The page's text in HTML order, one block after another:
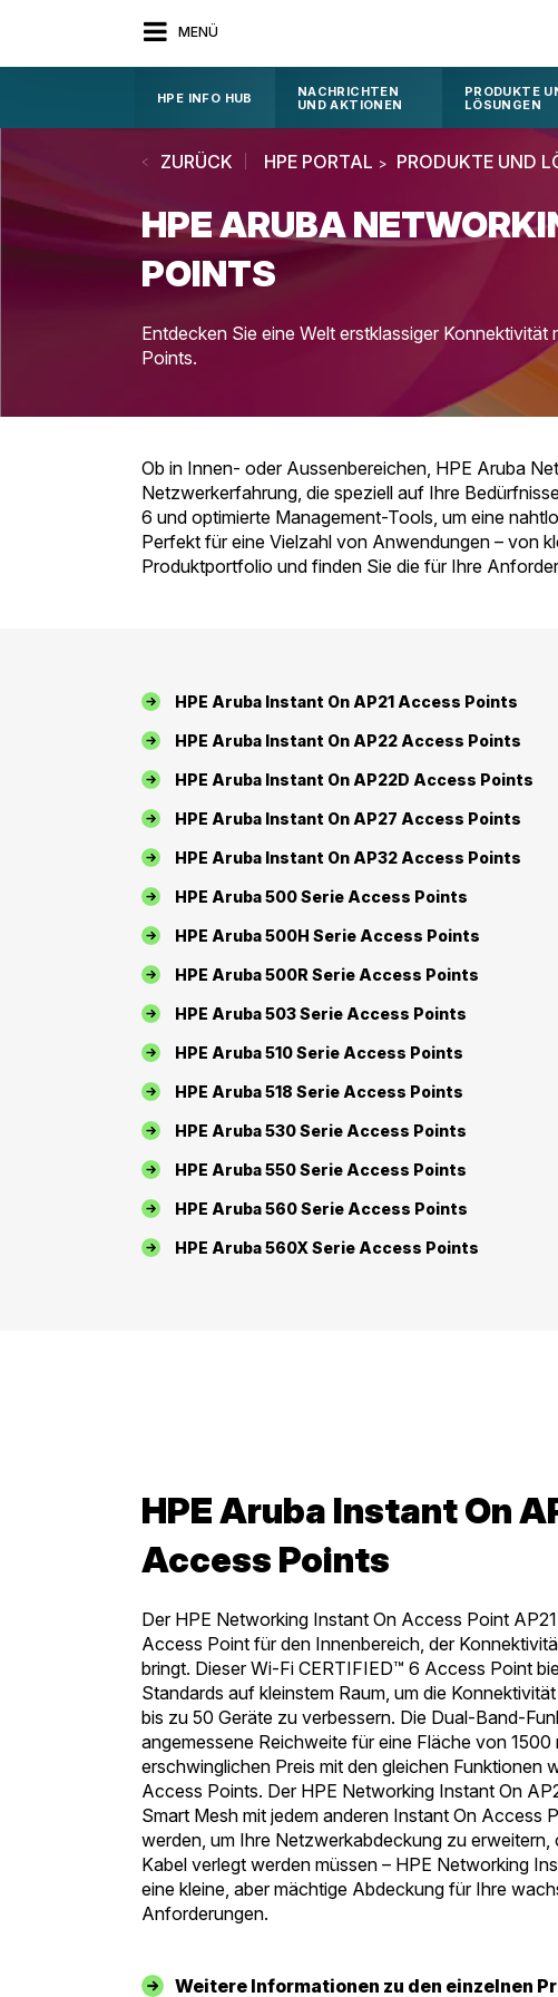
MENÜ
HPE INFO HUB
NACHRICHTEN
UND AKTIONEN
PRODUKTE
LÖSUNGEN
ZURÜCK HPE PORTAL PRODUKTE UND
HPE ARUBA
POINTS
Entdecken Sie eine Welt erstklassiger
Points.
Ob in Innen- oder Aussenbereichen, HPE Aruba
Netzwerkerfahrung, die speziell auf Ihre
6 und optimierte Management-Tools, um eine
Perfekt für eine Vielzahl von Anwendungen – von
Produktportfolio und finden Sie die für Ihre
HPE Aruba Instant On AP21 Access Points
HPE Aruba Instant On AP22 Access Points
HPE Aruba Instant On AP22D Access Points
HPE Aruba Instant On AP27 Access Points
HPE Aruba Instant On AP32 Access Points
HPE Aruba 500 Serie Access Points
HPE Aruba 500H Serie Access Points
HPE Aruba 500R Serie Access Points
HPE Aruba 503 Serie Access Points
HPE Aruba 510 Serie Access Points
HPE Aruba 518 Serie Access Points
HPE Aruba 530 Serie Access Points
HPE Aruba 550 Serie Access Points
HPE Aruba 560 Serie Access Points
HPE Aruba 560X Serie Access Points
HPE Aruba Instant On
Access Points
Der HPE Networking Instant On Access Point
Access Point für den Innenbereich, der
bringt. Dieser Wi-Fi CERTIFIED™ 6 Access Point
Standards auf kleinstem Raum, um die
bis zu 50 Geräte zu verbessern. Die Dual-Band-
angemessene Reichweite für eine Fläche von 1500
erschwinglichen Preis mit den gleichen Funktionen
Access Points. Der HPE Networking Instant On
Smart Mesh mit jedem anderen Instant On Access
werden, um Ihre Netzwerkabdeckung zu erweitern,
Kabel verlegt werden müssen – HPE Networking
eine kleine, aber mächtige Abdeckung für Ihre
Anforderungen.
Weitere Informationen zu den einzelnen